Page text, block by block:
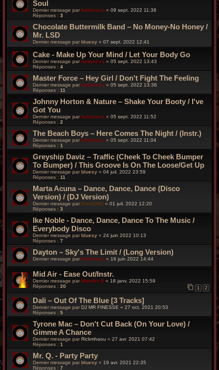
Soul
Dernier message par funkiness « 09 sept. 2022 11:38
Réponses : 3
Chocolate Buttermilk Band – No Money-No Honey /
Mr. LSD
Dernier message par bluesy « 07 sept. 2022 12:41
Cake - Make Up Your Mind / Let Your Body Go
Dernier message parfunkiness « 05 sept. 2022 13:43
Réponses : 4
Master Force ‎– Hey Girl / Don't Fight The Feeling
Dernier message par funkiness « 05 sept. 2022 13:38
Réponses : 11
Johnny Horton & Nature – Shake Your Booty / I've
Got You
Dernier message par funkiness « 05 sept. 2022 11:52
Réponses : 2
The Beach Boys – Here Comes The Night / (Instr.)
Dernier message par funkiness « 05 sept. 2022 11:04
Réponses : 1
Greyship Daviz ‎– Traffic (Cheek To Cheek Bumper
To Bumper) / This Groove Is On The Loose/Get Up
Dernier message par bluesy « 04 juil. 2022 23:59
Réponses : 11
Marta Acuna – Dance, Dance, Dance (Disco
Version) / (DJ Version)
Dernier message par FrenCHIC « 01 juil. 2022 12:20
Réponses : 3
Ike Noble - Dance, Dance, Dance To The Music /
Everybody Disco
Dernier message par bluesy « 24 juin 2022 10:13
Réponses : 7
Dayton – Sky's The Limit / (Long Version)
Dernier message par funkiness « 16 juin 2022 14:44
Mid Air - Ease Out/Instr.
Dernier message parWonder B « 18 janv. 2022 15:59
Réponses : 20 1 2
Dali – Out Of The Blue [3 Tracks]
Dernier message par DJ MR FINESSE « 27 oct. 2021 20:53
Réponses : 5
Tyrone Mac ‎– Don't Cut Back (On Your Love) /
Gimme A Chance
Dernier message par Rickmhaou « 27 avr. 2021 07:42
Réponses : 1
Mr. Q. - Party Party
Dernier message par bluesy « 19 avr. 2021 22:35
Réponses : 7